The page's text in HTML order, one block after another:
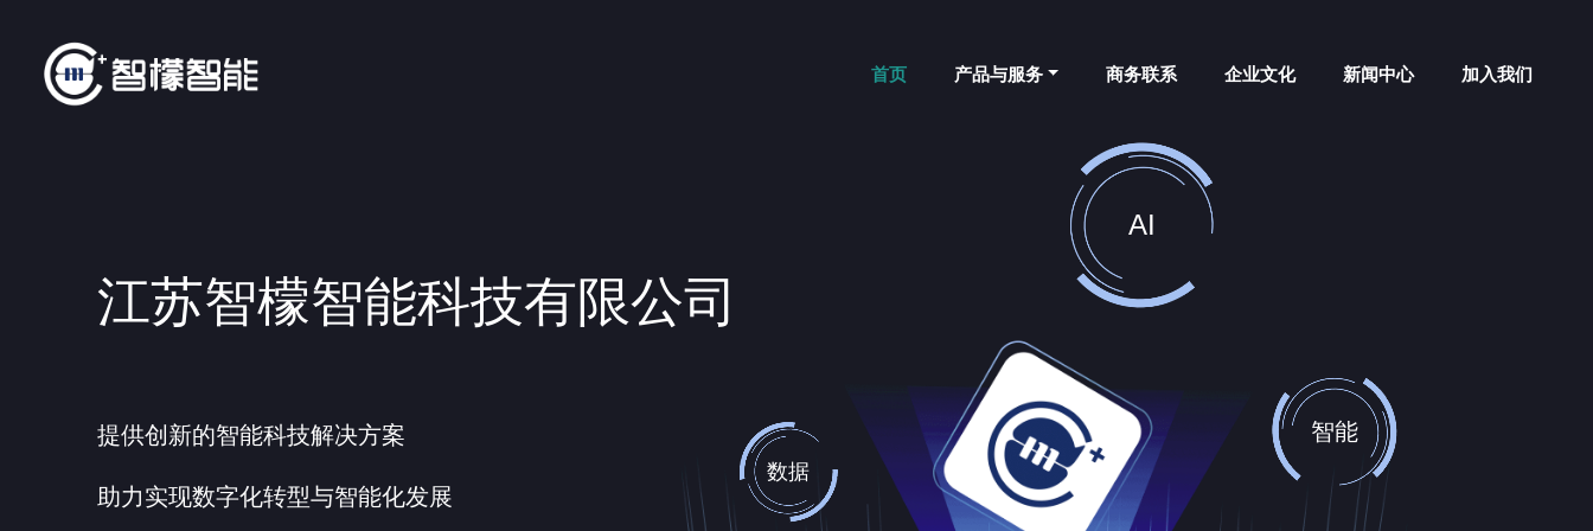
首页 产品与服务 商务联系 企业文化 新闻中心 加入我们
江苏智檬智能科技有限公司
提供创新的智能科技解决方案
助力实现数字化转型与智能化发展
数据
AI
智能